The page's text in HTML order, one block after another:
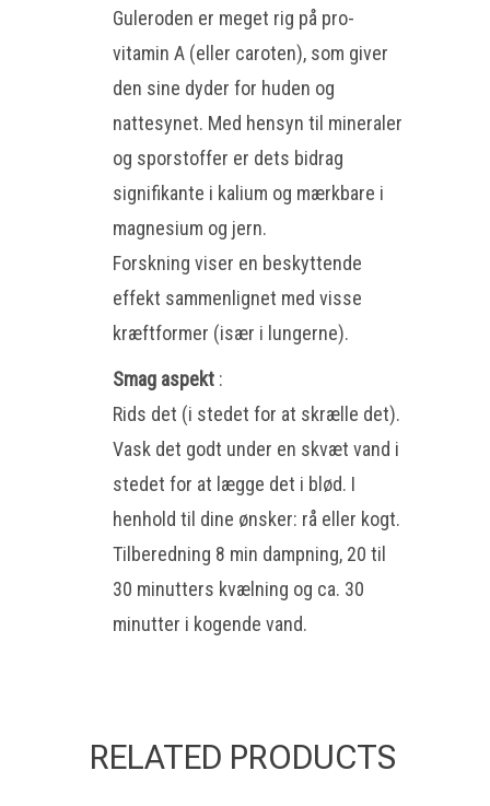
Guleroden er meget rig på pro-
vitamin A (eller caroten), som giver
den sine dyder for huden og
nattesynet. Med hensyn til mineraler
og sporstoffer er dets bidrag
signifikante i kalium og mærkbare i
magnesium og jern.
Forskning viser en beskyttende
effekt sammenlignet med visse
kræftformer (især i lungerne).
Smag aspekt :
Rids det (i stedet for at skrælle det).
Vask det godt under en skvæt vand i
stedet for at lægge det i blød. I
henhold til dine ønsker: rå eller kogt.
Tilberedning 8 min dampning, 20 til
30 minutters kvælning og ca. 30
minutter i kogende vand.
RELATED PRODUCTS